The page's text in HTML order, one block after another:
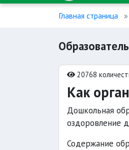
Главная страница
20768
Как
Дошкольная
оздоровление
Содержание